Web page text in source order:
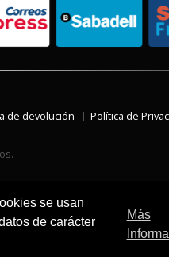
se usan
de carácter
Más
de devolución Política de